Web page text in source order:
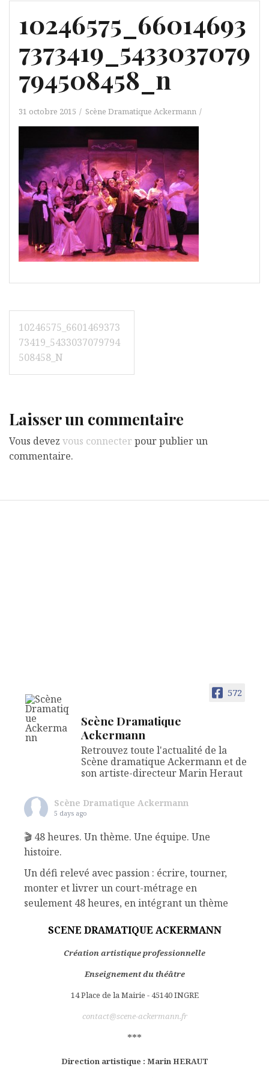
10246575_66014693
7373419_5433037079
794508458_n
31 octobre 2015 Scène Dramatique Ackermann
Navigation
de
l’article
10246575_6601469373
73419_5433037079794
508458_N
Laisser un commentaire
Vous devez vous connecter pour publier un
commentaire.
572
Scène Dramatique
Ackermann
Retrouvez toute l'actualité de la
Scène dramatique Ackermann et de
son artiste-directeur Marin Heraut
Scène Dramatique Ackermann
5 days ago
🎬 48 heures. Un thème. Une équipe. Une
histoire.
Un défi relevé avec passion : écrire, tourner,
monter et livrer un court-métrage en
seulement 48 heures, en intégrant un thème
nom de personnage.
Le résultat est là. Une aventure humaine
intense, portée par une équipe qui n’a compté
miettes"
SCENE DRAMATIQUE ACKERMANN
Création artistique professionnelle
Enseignement du théâtre
14 Place de la Mairie - 45140 INGRE
contact@scene-ackermann.fr
***
Direction artistique : Marin HERAUT